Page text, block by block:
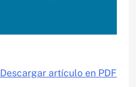
Descargar artículo en PDF